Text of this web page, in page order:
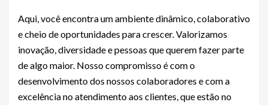
Aqui, você encontra um ambiente dinâmico, colaborativo
e cheio de oportunidades para crescer. Valorizamos
inovação, diversidade e pessoas que querem fazer parte
de algo maior. Nosso compromisso é com o
desenvolvimento dos nossos colaboradores e com a
excelência no atendimento aos clientes, que estão no